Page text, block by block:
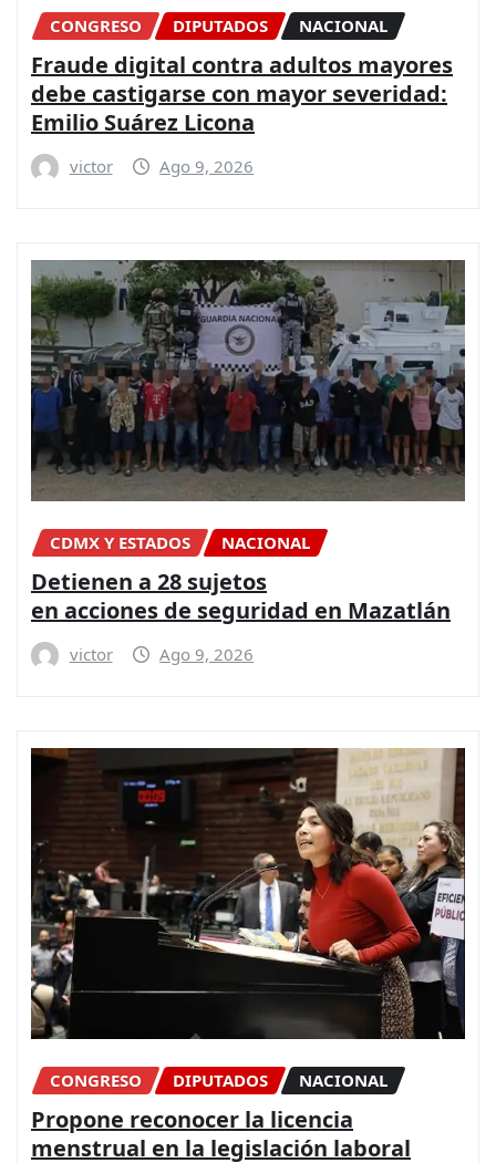
CONGRESO DIPUTADOS NACIONAL
Fraude digital contra adultos mayores
debe castigarse con mayor severidad:
Emilio Suárez Licona
victor Ago 9, 2026
CDMX Y ESTADOS NACIONAL
Detienen a 28 sujetos
en acciones de seguridad en Mazatlán
victor Ago 9, 2026
CONGRESO DIPUTADOS NACIONAL
Propone reconocer la licencia
menstrual en la legislación laboral